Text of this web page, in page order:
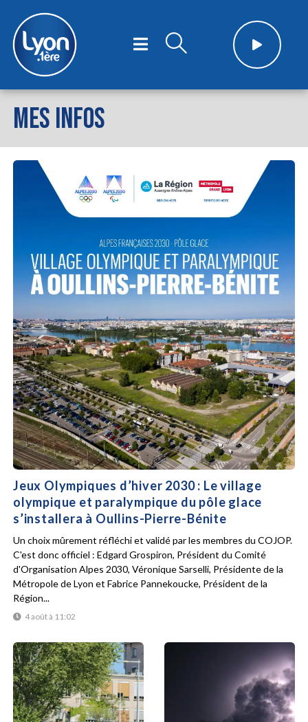
MES INFOS
Jeux Olympiques d’hiver 2030 : Le village
olympique et paralympique du pôle glace
s’installera à Oullins-Pierre-Bénite
4 août à 11:02
Un choix mûrement réfléchi et validé par les membres du COJOP.
C'est donc officiel : Edgard Grospiron, Président du Comité
d'Organisation Alpes 2030, Véronique Sarselli, Présidente de la
Métropole de Lyon et Fabrice Pannekoucke, Président de la
Région...